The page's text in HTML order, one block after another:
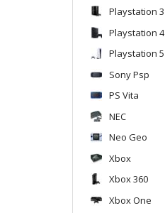
Playstation 3
Playstation 4
Playstation 5
Sony Psp
PS Vita
NEC
Neo Geo
Xbox
Xbox 360
Xbox One